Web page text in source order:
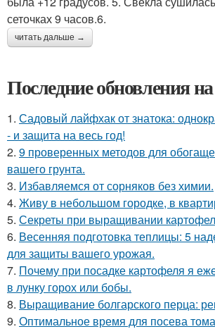
сеточках 9 часов.6.
читать дальше →
Последние обновления
1. Садовый лайфхак от знатока:
- и защита на весь год!
2. 9 проверенных методов для
вашего грунта.
3. Избавляемся от сорняков без химии.
4. Живу в небольшом городке, в
5. Секреты при выращивании
6. Весенняя подготовка теплицы: 5
для защиты вашего урожая.
7. Почему при посадке картофеля я
в лунку горох или бобы.
8. Выращивание болгарского перца:
9. Оптимальное время для посева